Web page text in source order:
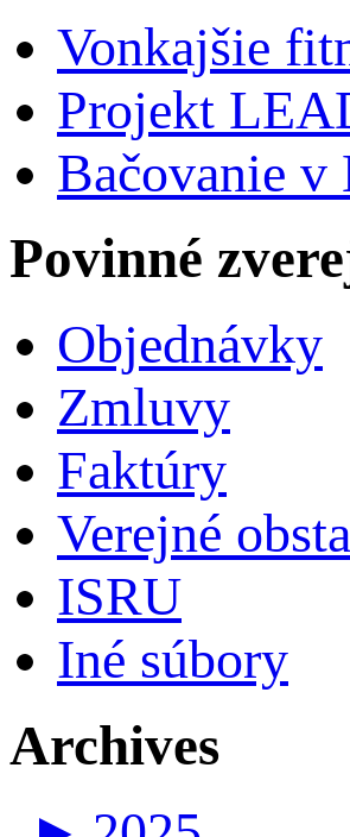
Vonkajšie
Projekt
Bačovanie v
Povinné
Objednávky
Zmluvy
Faktúry
Verejné
ISRU
Iné súbory
Archives